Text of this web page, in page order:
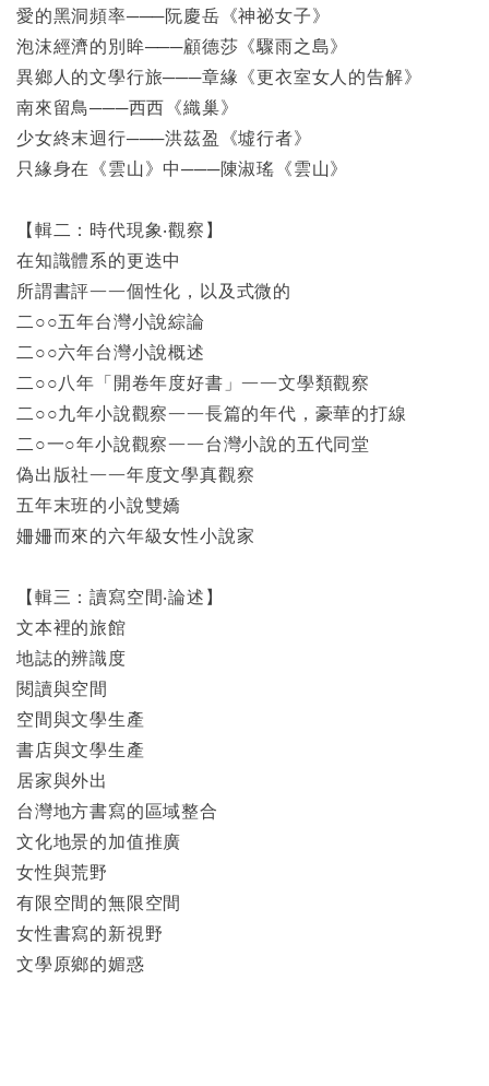
愛的黑洞頻率───阮慶岳《神祕女子》
泡沫經濟的別眸───顧德莎《驟雨之島》
異鄉人的文學行旅───章緣《更衣室女人的告解》
南來留鳥───西西《織巢》
少女終末迴行───洪茲盈《墟行者》
只緣身在《雲山》中───陳淑瑤《雲山》
【輯二：時代現象‧觀察】
在知識體系的更迭中
所謂書評——個性化，以及式微的
二○○五年台灣小說綜論
二○○六年台灣小說概述
二○○八年「開卷年度好書」——文學類觀察
二○○九年小說觀察——長篇的年代，豪華的打線
二○一○年小說觀察——台灣小說的五代同堂
偽出版社——年度文學真觀察
五年末班的小說雙嬌
姍姍而來的六年級女性小說家
【輯三：讀寫空間‧論述】
文本裡的旅館
地誌的辨識度
閱讀與空間
空間與文學生產
書店與文學生產
居家與外出
台灣地方書寫的區域整合
文化地景的加值推廣
女性與荒野
有限空間的無限空間
女性書寫的新視野
文學原鄉的媚惑